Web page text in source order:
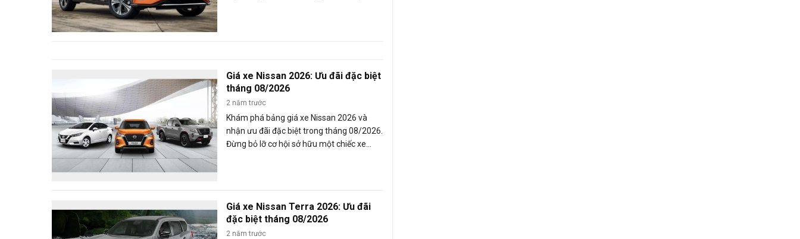
Giá xe Nissan 2026: Ưu đãi đặc biệt
tháng 08/2026
2 năm trước
Khám phá bảng giá xe Nissan 2026 và
nhận ưu đãi đặc biệt trong tháng 08/2026.
Đừng bỏ lỡ cơ hội sở hữu một chiếc xe
Giá xe Nissan Terra 2026: Ưu đãi
đặc biệt tháng 08/2026
2 năm trước